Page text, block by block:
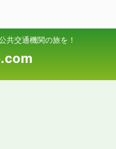
共交通機関の旅を！